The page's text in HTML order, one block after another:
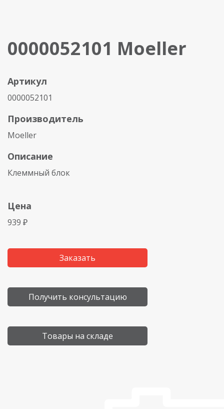
0000052101 Moeller
Артикул
0000052101
Производитель
Moeller
Описание
Клеммный блок
Цена
939 ₽
Заказать
Получить консультацию
Товары на складе